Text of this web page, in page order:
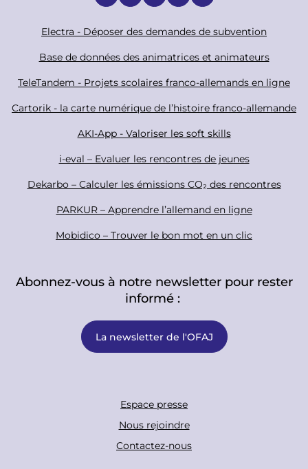
ao
e
Electra - Déposer des demandes de subvention
Base de données des animatrices et animateurs
TeleTandem - Projets scolaires franco-allemands en ligne
Cartorik - la carte numérique de l’histoire franco-allemande
AKI-App - Valoriser les soft skills
i-eval – Evaluer les rencontres de jeunes
Dekarbo – Calculer les émissions CO₂ des rencontres
PARKUR – Apprendre l’allemand en ligne
Mobidico – Trouver le bon mot en un clic
Abonnez-vous à notre newsletter pour rester
informé :
La newsletter de l'OFAJ
Espace presse
Nous rejoindre
Contactez-nous